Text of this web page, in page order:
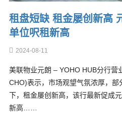
租盘短缺 租金屡创新高
单位呎租新高
2024-08-11
美联物业元朗 – YOHO HUB分行营
CHO)表示，市场观望气氛浓厚，部
下，租金屡创新高，该行最新促成
新高……